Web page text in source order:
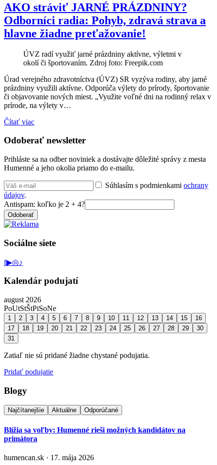
AKO stráviť JARNÉ PRÁZDNINY?
Odborníci radia: Pohyb, zdravá strava a
hlavne žiadne preťažovanie!
ÚVZ radí využiť jarné prázdniny aktívne, výletmi v
okolí či športovaním. Zdroj foto: Freepik.com
Úrad verejného zdravotníctva (ÚVZ) SR vyzýva rodiny, aby jarné
prázdniny využili aktívne. Odporúča výlety do prírody, športovanie
či objavovanie nových miest. „Využite voľné dni na rodinný relax v
prírode, na výlety v…
Čítať viac
Odoberať newsletter
Prihláste sa na odber noviniek a dostávajte dôležité správy z mesta
Humenné a jeho okolia priamo do e-mailu.
Súhlasím s podmienkami ochrany
údajov.
Antispam: koľko je 2 + 4?
Odoberať
Sociálne siete
f▶◎♪
Kalendár podujatí
august 2026
PoUtStŠtPiSoNe
1 2 3 4 5 6 7 8 9 10 11 12 13 14 15
16
17
18 19 20 21 22 23 24 25 26 27 28 29
30
31
Zatiaľ nie sú pridané žiadne chystané podujatia.
Pridať podujatie
Blogy
Najčítanejšie Aktuálne Odporúčané
Blížia sa voľby: Humenné rieši možných kandidátov na
primátora
humencan.sk · 17. mája 2026